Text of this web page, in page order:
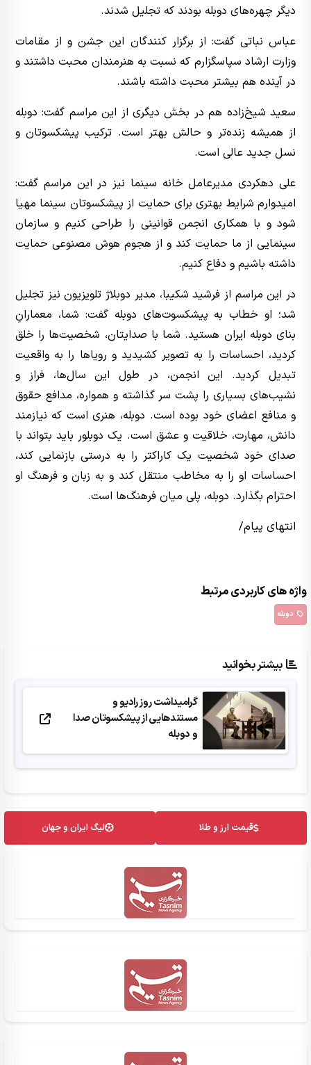
دیگر چهره‌های دوبله بودند که تجلیل شدند.
عباس نباتی گفت: از برگزار کنندگان این جشن و از مقامات
وزارت ارشاد سپاسگزارم که نسبت به هنرمندان محبت داشتند و
در آینده هم بیشتر محبت داشته باشند.
سعید شیخ‌زاده هم در بخش دیگری از این مراسم گفت: دوبله
از همیشه زنده‌تر و حالش بهتر است‌. ترکیب پیشکسوتان و
نسل جدید عالی است.
علی دهکردی مدیرعامل خانه سینما نیز در این مراسم گفت:
امیدوارم شرایط بهتری برای حمایت از پیشکسوتان سینما مهیا
شود و با همکاری انجمن قوانینی را طراحی کنیم و سازمان
سینمایی از ما حمایت کند و از هجوم هوش مصنوعی حمایت
داشته باشیم و دفاع کنیم.
در این مراسم از فرشید شکیبا، مدیر دوبلاژ تلویزیون نیز تجلیل
شد؛ او خطاب به پیشکسوت‌های دوبله گفت: شما، معمارانِ
بنای دوبله ایران هستید. شما با صدایتان، شخصیت‌ها را خلق
کردید، احساسات را به تصویر کشیدید و رویاها را به واقعیت
تبدیل کردید. این انجمن، در طول این سال‌ها، فراز و
نشیب‌های بسیاری را پشت سر گذاشته و همواره، مدافع حقوق
و منافع اعضای خود بوده است. دوبله، هنری است که نیازمند
دانش، مهارت، خلاقیت و عشق است. یک دوبلور باید بتواند با
صدای خود شخصیت یک کاراکتر را به درستی بازنمایی کند،
احساسات او را به مخاطب منتقل کند و به زبان و فرهنگ او
احترام بگذارد. دوبله، پلی میان فرهنگ‌ها است.
انتهای پیام/
واژه های کاربردی مرتبط
دوبله
بیشتر بخوانید
گرامیداشت روز رادیو و
مستندهایی از پیشکسوتان صدا
و دوبله
قیمت ارز و طلا لیگ ایران و جهان